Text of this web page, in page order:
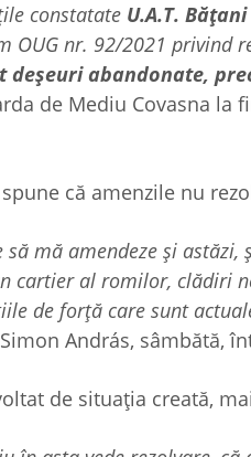
constatate U.A.T.
OUG nr. 92/2021 privind
deșeuri abandonate,
de Mediu Covasna
că amenzile nu
să mă amendeze și
cartier al romilor, clădiri
de forță care sunt
András, sâmbătă,
de situația creată,